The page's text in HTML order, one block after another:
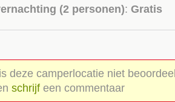
(2 personen): Gratis
deze camperlocatie niet
schrijf een commentaar